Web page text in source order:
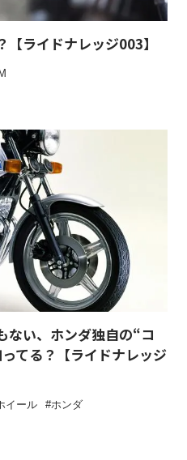
ライドナレッジ003】
ない、ホンダ独自の“コ
てる？【ライドナレッジ
イール
ホンダ